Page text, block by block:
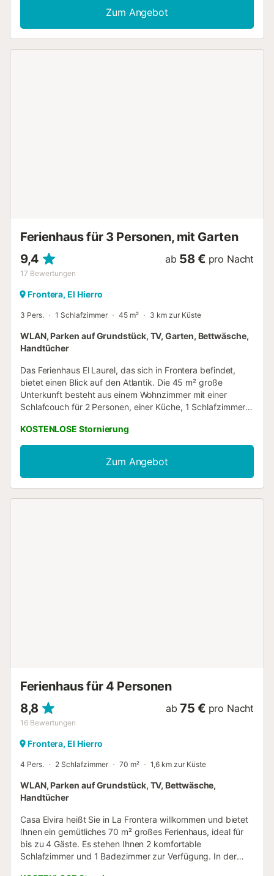
zum Entdecken lokaler Strände, dieses Haus bietet alles,
was Sie für ein einzigartiges Erlebnis auf der Insel El Hierro
benötigen. Mit einer Kapazität für 6 Personen ist dieses
Zum Angebot
Ferienhaus für 3 Personen, mit Garten
9,4
17 Bewertungen
ab 58 € pro Nacht
Frontera, El Hierro
3 Pers. 1 Schlafzimmer 45 m² 3 km zur Küste
WLAN, Parken auf Grundstück, TV, Garten, Bettwäsche,
Handtücher
Das Ferienhaus El Laurel, das sich in Frontera befindet,
bietet einen Blick auf den Atlantik. Die 45 m² große
Unterkunft besteht aus einem Wohnzimmer mit einer
Schlafcouch für 2 Personen, einer Küche, 1 Schlafzimmer
Zur Ausstattung gehören außerdem Wi-Fi, ein TV, ein
Ventilator sowie eine Waschmaschine. Diese Unterkunft
bietet keine: Klimaanlage. Dieses Ferienhaus verfügt über
einen privaten Außenbereich mit einem Garten und einer
offenen Terrasse. Öffentliche Verkehrsmittel sind zu Fuß
KOSTENLOSE Stornierung
Zum Angebot
Ferienhaus für 4 Personen
8,8
16 Bewertungen
ab 75 € pro Nacht
Frontera, El Hierro
4 Pers. 2 Schlafzimmer 70 m² 1,6 km zur Küste
WLAN, Parken auf Grundstück, TV, Bettwäsche,
Handtücher
Casa Elvira heißt Sie in La Frontera willkommen und bietet
Ihnen ein gemütliches 70 m² großes Ferienhaus, ideal für
bis zu 4 Gäste. Es stehen Ihnen 2 komfortable
Schlafzimmer und 1 Badezimmer zur Verfügung. In der